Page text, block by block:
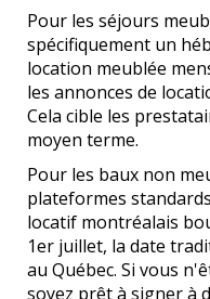
Pour les séjours
spécifiquement un
location meublée
les annonces de
Cela cible les
moyen terme.
Pour les baux non
plateformes
locatif montréalais
1er juillet, la date
au Québec. Si vous
soyez prêt à signer à